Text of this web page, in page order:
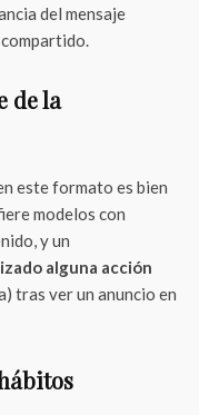
del mensaje
de la
este formato es bien
modelos con
y un
alguna acción
tras ver un anuncio en